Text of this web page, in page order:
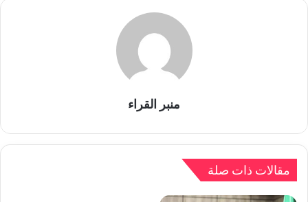
منبر القراء
مقالات ذات صلة